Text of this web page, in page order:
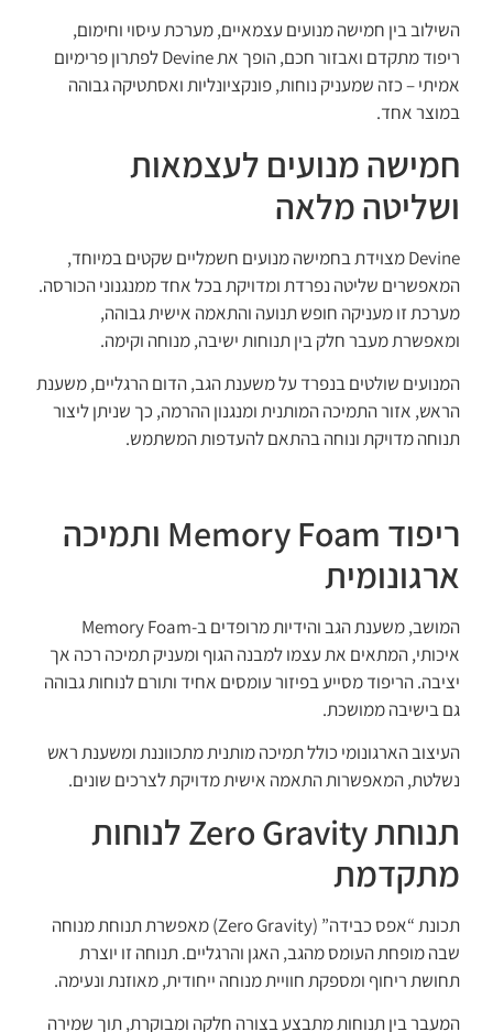
השילוב בין חמישה מנועים עצמאיים, מערכת עיסוי וחימום,
ריפוד מתקדם ואבזור חכם, הופך את Devine לפתרון פרימיום
אמיתי – כזה שמעניק נוחות, פונקציונליות ואסתטיקה גבוהה
במוצר אחד.
חמישה מנועים לעצמאות
ושליטה מלאה
Devine מצוידת בחמישה מנועים חשמליים שקטים במיוחד,
המאפשרים שליטה נפרדת ומדויקת בכל אחד ממנגנוני הכורסה.
מערכת זו מעניקה חופש תנועה והתאמה אישית גבוהה,
ומאפשרת מעבר חלק בין תנוחות ישיבה, מנוחה וקימה.
המנועים שולטים בנפרד על משענת הגב, הדום הרגליים, משענת
הראש, אזור התמיכה המותנית ומנגנון ההרמה, כך שניתן ליצור
תנוחה מדויקת ונוחה בהתאם להעדפות המשתמש.
ריפוד Memory Foam ותמיכה
ארגונומית
המושב, משענת הגב והידיות מרופדים ב-Memory Foam
איכותי, המתאים את עצמו למבנה הגוף ומעניק תמיכה רכה אך
יציבה. הריפוד מסייע בפיזור עומסים אחיד ותורם לנוחות גבוהה
גם בישיבה ממושכת.
העיצוב הארגונומי כולל תמיכה מותנית מתכווננת ומשענת ראש
נשלטת, המאפשרות התאמה אישית מדויקת לצרכים שונים.
תנוחת Zero Gravity לנוחות
מתקדמת
תכונת “אפס כבידה” (Zero Gravity) מאפשרת תנוחת מנוחה
שבה מופחת העומס מהגב, האגן והרגליים. תנוחה זו יוצרת
תחושת ריחוף ומספקת חוויית מנוחה ייחודית, מאוזנת ונעימה.
המעבר בין תנוחות מתבצע בצורה חלקה ומבוקרת, תוך שמירה